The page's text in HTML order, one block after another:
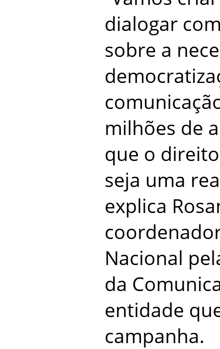
dialogar
sobre a
milhões de
que o
seja uma
explica
Nacional
da
entidade
campanha.